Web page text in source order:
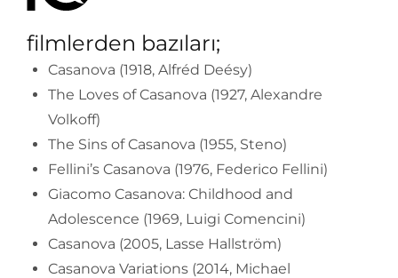
filmlerden bazıları;
Casanova (1918, Alfréd Deésy)
The Loves of Casanova (1927, Alexandre
Volkoff)
The Sins of Casanova (1955, Steno)
Fellini’s Casanova (1976, Federico Fellini)
Giacomo Casanova: Childhood and
Adolescence (1969, Luigi Comencini)
Casanova (2005, Lasse Hallström)
Casanova Variations (2014, Michael